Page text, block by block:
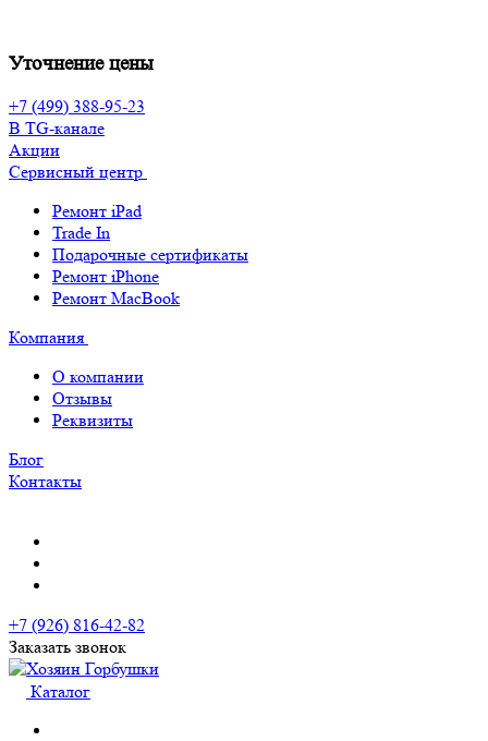
Уточнение цены
+7 (499) 388-95-23
В TG-канале
Акции
Сервисный центр
Ремонт iPad
Trade In
Подарочные сертификаты
Ремонт iPhone
Ремонт MacBook
Компания
О компании
Отзывы
Реквизиты
Блог
Контакты
+7 (926) 816-42-82
Заказать звонок
Каталог